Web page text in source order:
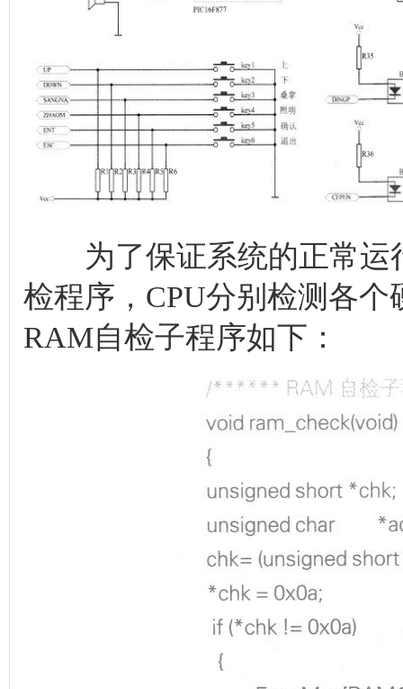
为了保证系统的正常运
检程序，CPU分别检测各
RAM自检子程序如下：